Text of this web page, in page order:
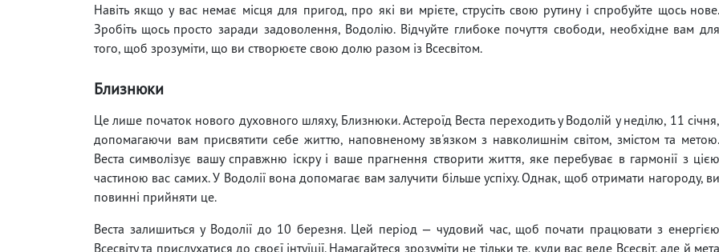
Навіть якщо у вас немає місця для пригод, про які ви мрієте, струсіть свою рутину і спробуйте щось нове.
Зробіть щось просто заради задоволення, Водолію. Відчуйте глибоке почуття свободи, необхідне вам для
того, щоб зрозуміти, що ви створюєте свою долю разом із Всесвітом.
Близнюки
Це лише початок нового духовного шляху, Близнюки. Астероїд Веста переходить у Водолій у неділю, 11 січня,
допомагаючи вам присвятити себе життю, наповненому зв'язком з навколишнім світом, змістом та метою.
Веста символізує вашу справжню іскру і ваше прагнення створити життя, яке перебуває в гармонії з цією
частиною вас самих. У Водолії вона допомагає вам залучити більше успіху. Однак, щоб отримати нагороду, ви
повинні прийняти це.
Веста залишиться у Водолії до 10 березня. Цей період — чудовий час, щоб почати працювати з енергією
Всесвіту та прислухатися до своєї інтуїції. Намагайтеся зрозуміти не тільки те, куди вас веде Всесвіт, але й мета